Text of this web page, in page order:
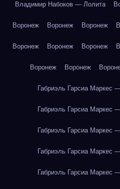
Владимир Набоков — Лолита
Воронеж Воронеж Воронеж
Воронеж Воронеж Воронеж
Воронеж Воронеж
Габриэль Гарсиа Маркес
Габриэль Гарсиа Маркес
Габриэль Гарсиа Маркес
Габриэль Гарсиа Маркес
Габриэль Гарсиа Маркес